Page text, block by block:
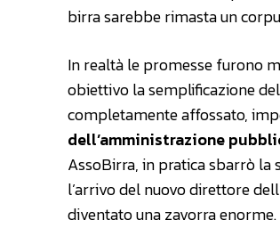
birra sarebbe rimasta un
In realtà le promesse furono
obiettivo la semplificazione
completamente affossato,
dell’amministrazione
AssoBirra, in pratica sbarrò
l’arrivo del nuovo direttore
diventato una zavorra enorme.